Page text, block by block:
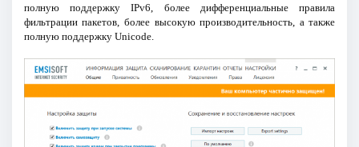
полную поддержку IPv6, более дифференциальные правила
фильтрации пакетов, более высокую производительность, а также
полную поддержку Unicode.